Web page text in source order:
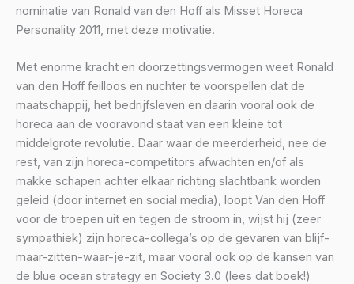
nominatie van Ronald van den Hoff als Misset Horeca
Personality 2011, met deze motivatie.
Met enorme kracht en doorzettingsvermogen weet Ronald
van den Hoff feilloos en nuchter te voorspellen dat de
maatschappij, het bedrijfsleven en daarin vooral ook de
horeca aan de vooravond staat van een kleine tot
middelgrote revolutie. Daar waar de meerderheid, nee de
rest, van zijn horeca-competitors afwachten en/of als
makke schapen achter elkaar richting slachtbank worden
geleid (door internet en social media), loopt Van den Hoff
voor de troepen uit en tegen de stroom in, wijst hij (zeer
sympathiek) zijn horeca-collega’s op de gevaren van blijf-
maar-zitten-waar-je-zit, maar vooral ook op de kansen van
de blue ocean strategy en Society 3.0 (lees dat boek!)